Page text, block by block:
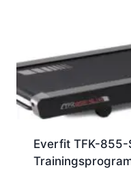
Everfit TFK-855-